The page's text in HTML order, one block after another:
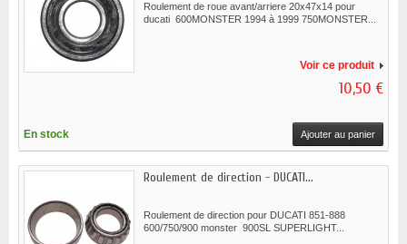
Roulement de roue avant/arriere 20x47x14 pour
ducati 600MONSTER 1994 à 1999 750MONSTER...
Voir ce produit
10,50 €
En stock Ajouter au panier
Roulement de direction - DUCATI...
Roulement de direction pour DUCATI 851-888
600/750/900 monster 900SL SUPERLIGHT...